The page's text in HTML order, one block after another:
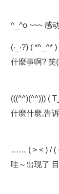
^_^o ~~~ 感
(‧_‧?) ( *^_^* )
什麼事啊? 笑
(((^^)(^^))) (
什麼什麼,告
…… ( > < ) / (
哇～出现了